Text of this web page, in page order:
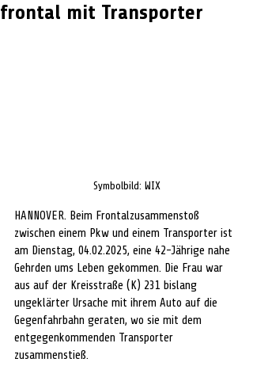
frontal mit Transporter
Symbolbild: WIX
HANNOVER. Beim Frontalzusammenstoß
zwischen einem Pkw und einem Transporter ist
am Dienstag, 04.02.2025, eine 42-Jährige nahe
Gehrden ums Leben gekommen. Die Frau war
aus auf der Kreisstraße (K) 231 bislang
ungeklärter Ursache mit ihrem Auto auf die
Gegenfahrbahn geraten, wo sie mit dem
entgegenkommenden Transporter
zusammenstieß.